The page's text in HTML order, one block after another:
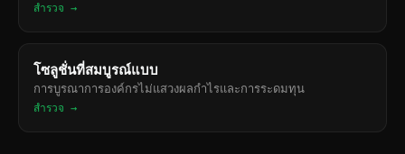
สำรวจ →
โซลูชั่นที่สมบูรณ์แบบ
การบูรณาการองค์กรไม่แสวงผลกำไรและการระดมทุน
สำรวจ →